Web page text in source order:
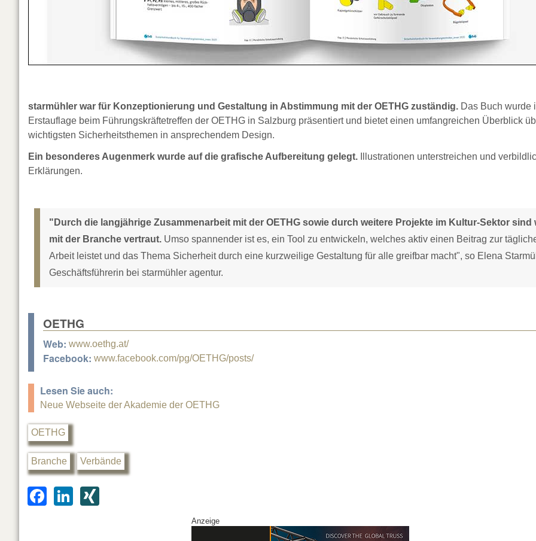
starmühler war für Konzeptionierung und Gestaltung in Abstimmung mit der OETHG zuständig. Das Buch wurde
Erstauflage beim Führungskräftetreffen der OETHG in Salzburg präsentiert und bietet einen umfangreichen Überblick
wichtigsten Sicherheitsthemen in ansprechendem Design.
Ein besonderes Augenmerk wurde auf die grafische Aufbereitung gelegt. Illustrationen unterstreichen und
Erklärungen.
"Durch die langjährige Zusammenarbeit mit der OETHG sowie durch weitere Projekte im Kultur-Sektor sind
mit der Branche vertraut. Umso spannender ist es, ein Tool zu entwickeln, welches aktiv einen Beitrag zur
Arbeit leistet und das Thema Sicherheit durch eine kurzweilige Gestaltung für alle greifbar macht", so Elena
Geschäftsführerin bei starmühler agentur.
OETHG
Web: www.oethg.at/
Facebook: www.facebook.com/pg/OETHG/posts/
Lesen Sie auch:
Neue Webseite der Akademie der OETHG
OETHG
Branche Verbände
F
Li
Anzeige